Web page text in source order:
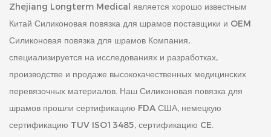
Zhejiang Longterm Medical является хорошо известным
Китай Силиконовая повязка для шрамов поставщики и OEM
Силиконовая повязка для шрамов Компания,
специализируется на исследованиях и разработках,
производстве и продаже высококачественных медицинских
перевязочных материалов. Наш Силиконовая повязка для
шрамов прошли сертификацию FDA США, немецкую
сертификацию TUV ISO13485, сертификацию CE.